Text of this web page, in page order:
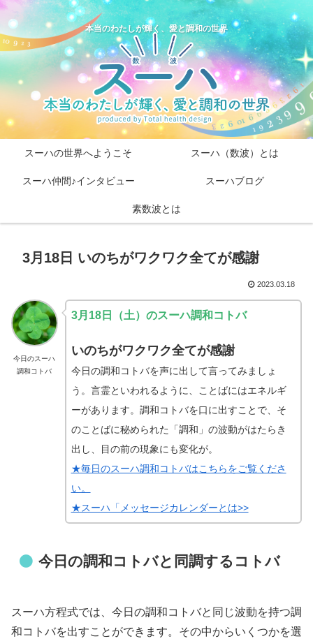
本当のわたしが輝く、愛と調和の世界
スーハの世界へようこそ スーハ（数波）とは
スーハ仲間♪インタビュー スーハブログ
素数波とは
3月18日 いのちがワクワク全てが感謝
2023.03.18
今日のスーハ
調和コトバ
3月18日 （土）のスーハ調和コトバ
いのちがワクワク全てが感謝
今日の調和コトバを声に出して言ってみましょ
う。言霊といわれるように、ことばにはエネルギ
ーがあります。調和コトバを口に出すことで、そ
のことばに秘められた「調和」の波動がはたらき
出し、目の前の現象にも変化が。
★毎日のスーハ調和コトバはこちらをご覧くださ
い。
★スーハ「メッセージカレンダーとは>>
今日の調和コトバと同調するコトバ
スーハ方程式では、今日の調和コトバと同じ波動を持つ調
和コトバを出すことができます。その中からいくつかを選